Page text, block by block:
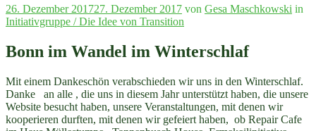
Veröffentlicht
am
26. Dezember 201727. Dezember 2017 von Gesa Maschkowski in
Initiativgruppe / Die Idee von Transition
Bonn im Wandel im Winterschlaf
Mit einem Dankeschön verabschieden wir uns in den Winterschlaf.
Danke an alle , die uns in diesem Jahr unterstützt haben, die unsere
Website besucht haben, unsere Veranstaltungen, mit denen wir
kooperieren durften, mit denen wir gefeiert haben, ob Repair Cafe